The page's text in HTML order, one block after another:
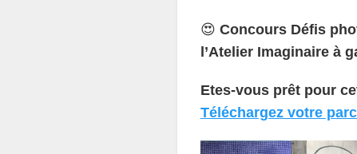
😍 Concours Défis
l’Atelier Imaginaire à
Etes-vous prêt pour
Téléchargez votre